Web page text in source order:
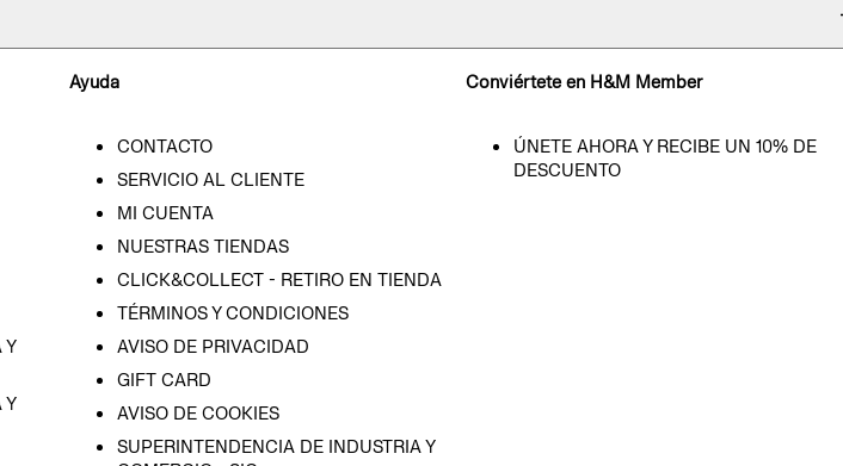
Y
Y
Ayuda
CONTACTO
SERVICIO AL CLIENTE
MI CUENTA
NUESTRAS TIENDAS
CLICK&COLLECT - RETIRO EN TIENDA
TÉRMINOS Y CONDICIONES
AVISO DE PRIVACIDAD
GIFT CARD
AVISO DE COOKIES
SUPERINTENDENCIA DE INDUSTRIA Y
Conviértete en H&M Member
ÚNETE AHORA Y RECIBE UN 10% DE
DESCUENTO